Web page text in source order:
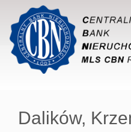
Dalików,